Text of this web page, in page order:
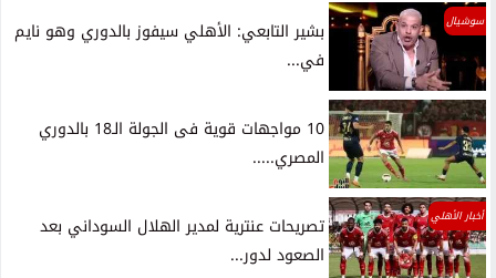
سوشيال
بشير التابعي: الأهلي سيفوز بالدوري وهو نايم
في...
10 مواجهات قوية فى الجولة الـ18 بالدوري
المصري.....
أخبار الأهلي
تصريحات عنترية لمدير الهلال السوداني بعد
الصعود لدور...